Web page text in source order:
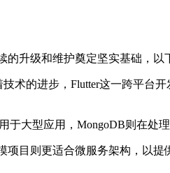
升级和维护奠定坚实基础，以
技术的进步，Flutter这一跨平
大型应用，MongoDB则在处
目则更适合微服务架构，以提